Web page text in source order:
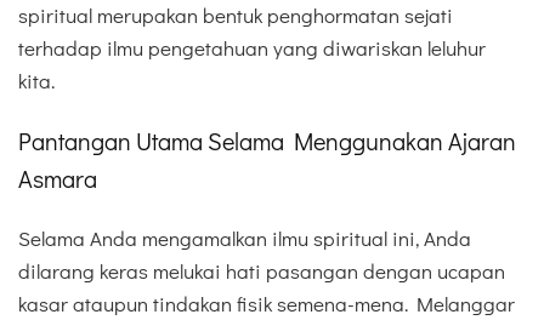
spiritual merupakan bentuk penghormatan sejati
terhadap ilmu pengetahuan yang diwariskan leluhur
kita.
Pantangan Utama Selama Menggunakan Ajaran
Asmara
Selama Anda mengamalkan ilmu spiritual ini, Anda
dilarang keras melukai hati pasangan dengan ucapan
kasar ataupun tindakan fisik semena-mena. Melanggar